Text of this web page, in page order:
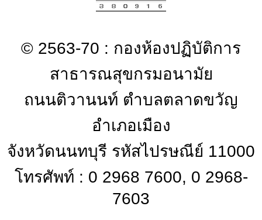
© 2563-70 : กองห้องปฏิบัติการ
สาธารณสุขกรมอนามัย
ถนนติวานนท์ ตำบลตลาดขวัญ
อำเภอเมือง
จังหวัดนนทบุรี รหัสไปรษณีย์ 11000
โทรศัพท์ : 0 2968 7600, 0 2968-
7603